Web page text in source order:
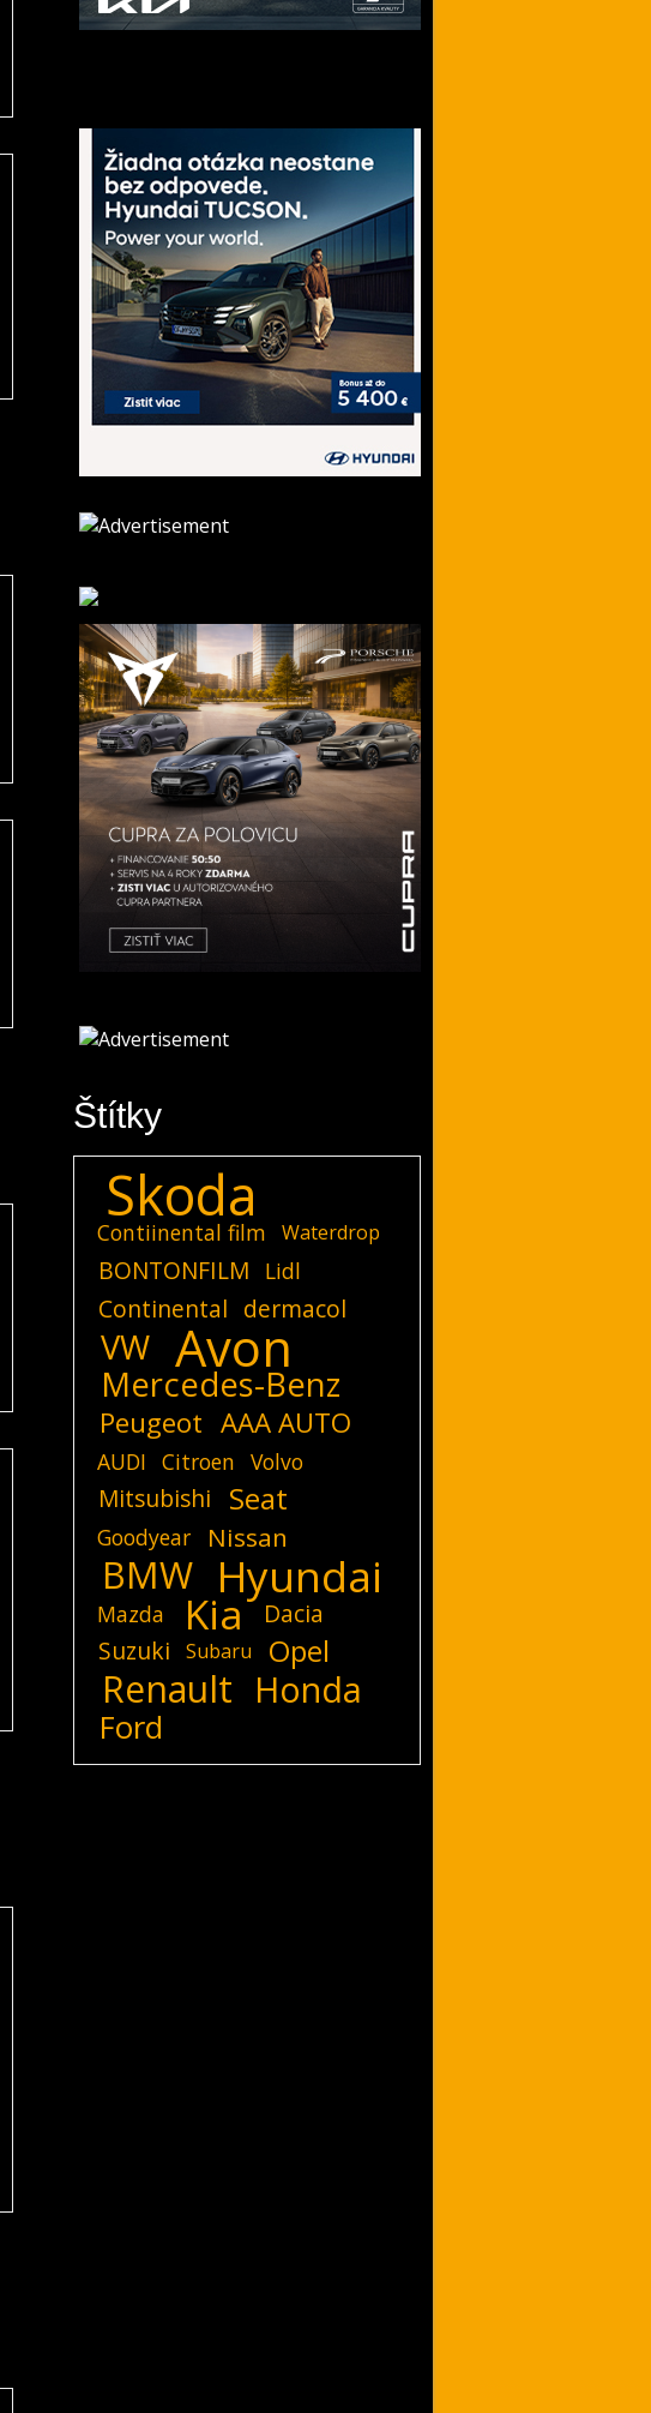
Štítky
Skoda
Contiinental film Waterdrop
BONTONFILM Lidl
Continental dermacol
VW Avon
Mercedes-Benz
Peugeot AAA AUTO
AUDI Citroen Volvo
Mitsubishi Seat
Goodyear Nissan
BMW Hyundai
Mazda Kia
Dacia
Suzuki
Subaru Opel
Renault Honda
Ford